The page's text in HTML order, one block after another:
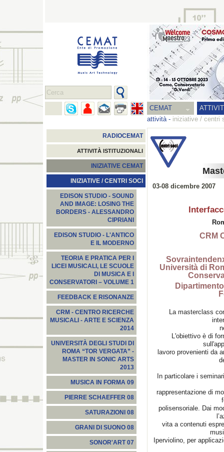
CEMAT
attività- iniziative / centri
RADIOCEMAT
ATTIVITÀ ISTITUZIONALI
INIZIATIVE CEMAT
INIZIATIVE / CENTRI SOCI
EDISON STUDIO - SOUND
AND IMAGE: LOSING THE
BORDERS - ALESSANDRO
CIPRIANI
EDISON STUDIO - L'ANTICO
E IL MODERNO
TEORIA E PRATICA PER I
LICEI MUSICALI, LE SCUOLE
DI MUSICA E I
CONSERVATORI – VOLUME 1
FEEDBACK E RISONANZE
CRM - CENTRO RICERCHE
MUSICALI - ARTE E SCIENZA
2014
UNIVERSITÀ DEGLI STUDI DI
ROMA “TOR VERGATA” -
MASTER IN SONIC ARTS
2013
MUSICA IN FORMA 09
PIERRE SCHAEFFER 08
SATURAZIONI 08
GRANI DI SUONO 08
SONOR'ART 07
03-08 dicembre 2007
CRM
Università di
La masterclass
L'obiettivo è di
lavoro provenienti da
In particolare i
rappresentazione di
polisensoriale. Dai
vita a contenuti
Iperviolino, per